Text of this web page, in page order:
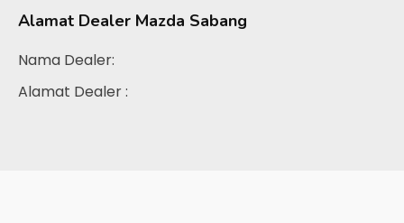
Alamat Dealer Mazda Sabang
Nama Dealer:
Alamat Dealer :